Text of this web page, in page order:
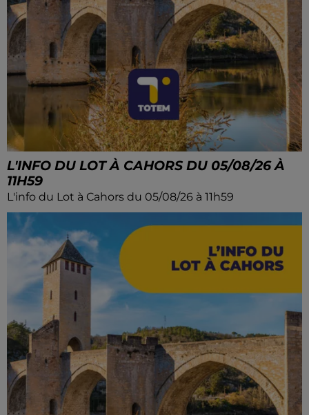
L'INFO DU LOT À CAHORS DU 05/08/26 À
11H59
L'info du Lot à Cahors du 05/08/26 à 11h59